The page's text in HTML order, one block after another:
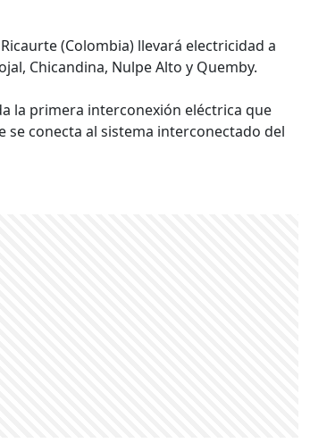
(Colombia) llevará electricidad a
Chicandina, Nulpe Alto y Quemby.
la primera interconexión eléctrica que
se conecta al sistema interconectado del